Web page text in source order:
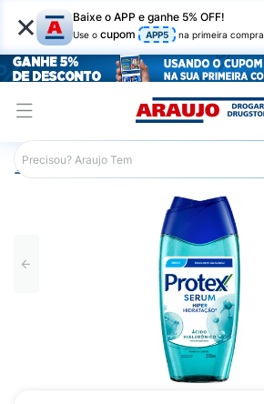
× Baixe o APP e ganhe 5% OFF!
Use o cupom APP5 na primeira compra
Araujo Higiene Pessoal